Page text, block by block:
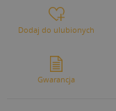
Dodaj do ulubionych
Gwarancja